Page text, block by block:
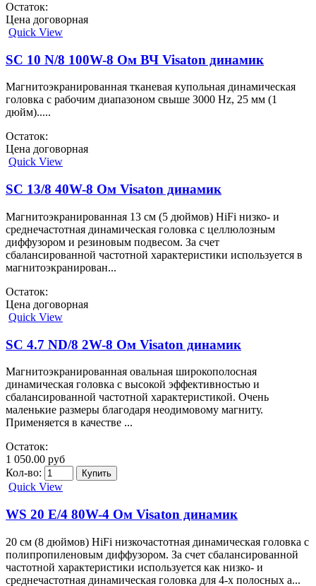
Остаток:
Цена договорная
Quick View
SC 10 N/8 100W-8 Ом ВЧ Visaton динамик
Магнитоэкранированная тканевая купольная динамическая
головка с рабочим диапазоном свыше 3000 Hz, 25 мм (1
дюйм).....
Остаток:
Цена договорная
Quick View
SC 13/8 40W-8 Ом Visaton динамик
Магнитоэкранированная 13 см (5 дюймов) HiFi низко- и
среднечастотная динамическая головка с целлюлозным
диффузором и резиновым подвесом. За счет
сбалансированной частотной характеристики используется в
магнитоэкранирован...
Остаток:
Цена договорная
Quick View
SC 4.7 ND/8 2W-8 Ом Visaton динамик
Магнитоэкранированная овальная широкополосная
динамическая головка с высокой эффективностью и
сбалансированной частотной характеристикой. Очень
маленькие размеры благодаря неодимовому магниту.
Применяется в качестве ...
Остаток:
1 050.00 руб
Кол-во:
Quick View
WS 20 E/4 80W-4 Ом Visaton динамик
20 см (8 дюймов) HiFi низкочастотная динамическая головка с
полипропиленовым диффузором. За счет сбалансированной
частотной характеристики используется как низко- и
среднечастотная динамическая головка для 4-х полосных а...